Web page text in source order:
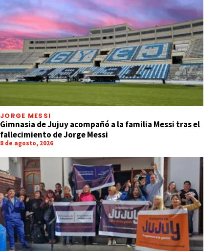
JORGE MESSI
Gimnasia de Jujuy acompañó a la familia Messi tras el
fallecimiento de Jorge Messi
8 de agosto, 2026